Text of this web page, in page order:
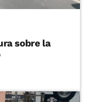
sobre la